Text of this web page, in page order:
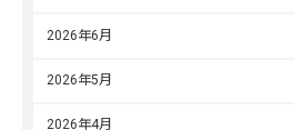
2026年6月
2026年5月
2026年4月